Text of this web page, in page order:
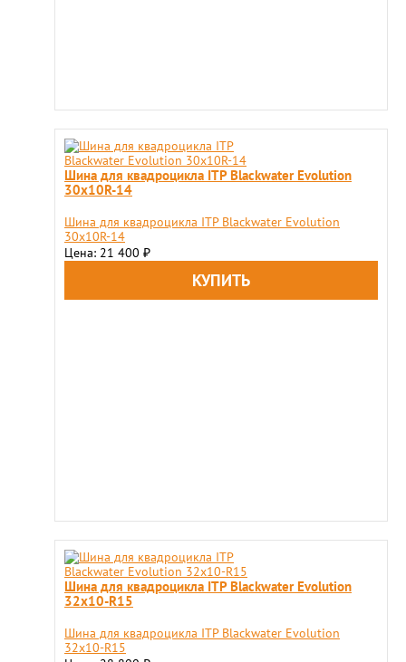
Шина для квадроцикла ITP Blackwater Evolution
30x10R-14
Шина для квадроцикла ITP Blackwater Evolution
30x10R-14
Цена: 21 400 ₽
Шина для квадроцикла ITP Blackwater Evolution
32x10-R15
Шина для квадроцикла ITP Blackwater Evolution
32x10-R15